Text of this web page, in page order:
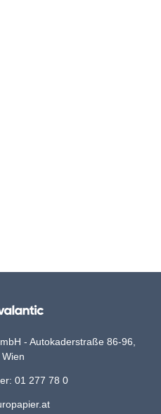
- Autokaderstraße 86-96,
Wien
01 277 78 0